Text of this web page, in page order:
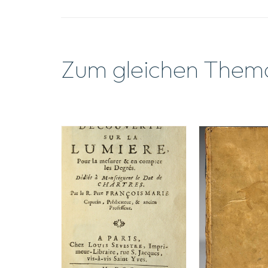
Zum gleichen